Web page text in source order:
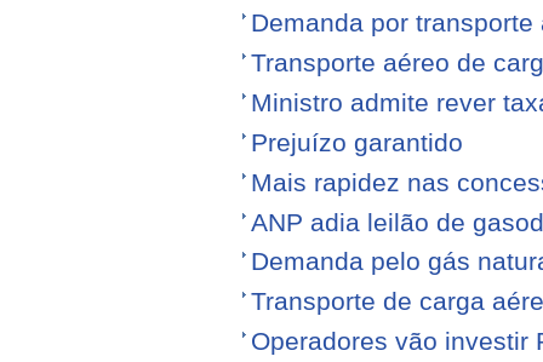
Demanda por
Transporte aéreo de
Ministro admite rever
Prejuízo garantido
Mais rapidez nas
ANP adia leilão de
Demanda pelo gás
Transporte de carga
Operadores vão investir